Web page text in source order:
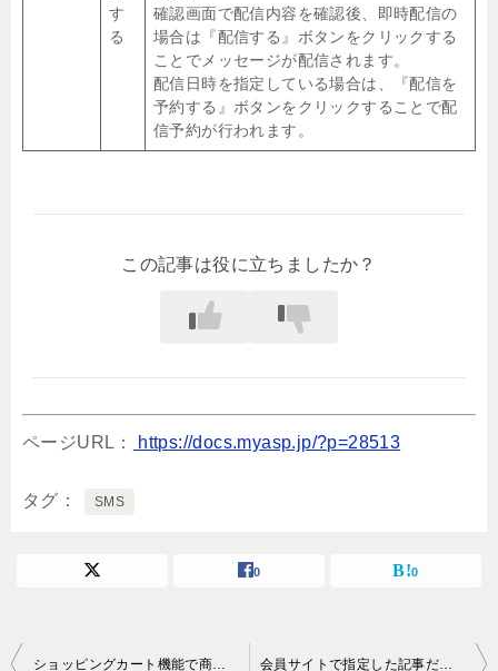
す
る
確認画面で配信内容を確認後、即時配信の
場合は『配信する』ボタンをクリックする
ことでメッセージが配信されます。
配信日時を指定している場合は、『配信を
予約する』ボタンをクリックすることで配
信予約が行われます。
この記事は役に立ちましたか？
ページURL： https://docs.myasp.jp/?p=28513
タグ SMS
0 0
投